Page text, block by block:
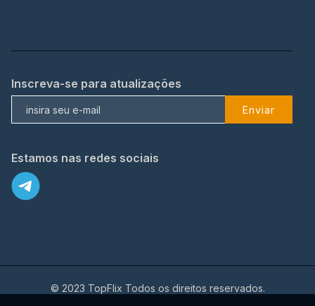
Inscreva-se para atualizações
Enviar
Estamos nas redes sociais
© 2023 TopFlix Todos os direitos reservados.